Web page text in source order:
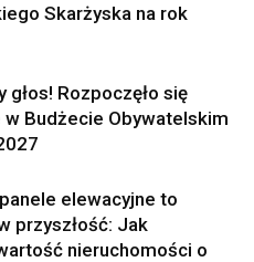
Skarżyska na rok
głos! Rozpoczęło się
w Budżecie Obywatelskim
elewacyjne to
przyszłość: Jak
nieruchomości o